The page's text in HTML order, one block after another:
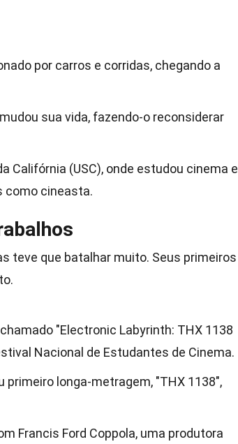
por carros e corridas, chegando a
sua vida, fazendo-o reconsiderar
Califórnia (USC), onde estudou cinema e
como cineasta.
teve que batalhar muito. Seus primeiros
"Electronic Labyrinth: THX 1138
Nacional de Estudantes de Cinema.
longa-metragem, "THX 1138",
Francis Ford Coppola, uma produtora